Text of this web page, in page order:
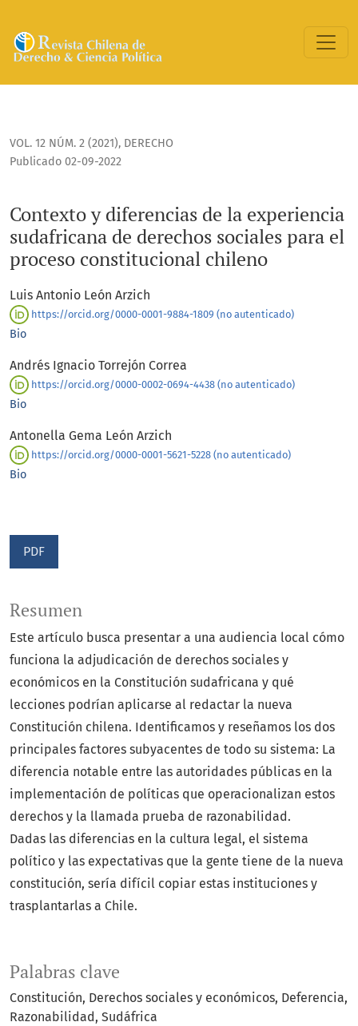
VOL. 12 NÚM. 2 (2021), DERECHO
Contexto y diferencias de la experiencia
sudafricana de derechos sociales para el
proceso constitucional chileno
Publicado 02-09-2022
Luis Antonio León Arzich
https://orcid.org/0000-0001-9884-1809 (no autenticado)
Bio
Andrés Ignacio Torrejón Correa
https://orcid.org/0000-0002-0694-4438 (no autenticado)
Bio
Antonella Gema León Arzich
https://orcid.org/0000-0001-5621-5228 (no autenticado)
Bio
PDF
Palabras clave
Constitución Derechos sociales y económicos Deferencia
Razonabilidad Sudáfrica
Resumen
Este artículo busca presentar a una audiencia local cómo
funciona la adjudicación de derechos sociales y
económicos en la Constitución sudafricana y qué
lecciones podrían aplicarse al redactar la nueva
Constitución chilena. Identificamos y reseñamos los dos
principales factores subyacentes de todo su sistema: La
diferencia notable entre las autoridades públicas en la
implementación de políticas que operacionalizan estos
derechos y la llamada prueba de razonabilidad.
Dadas las diferencias en la cultura legal, el sistema
político y las expectativas que la gente tiene de la nueva
constitución, sería difícil copiar estas instituciones y
trasplantarlas a Chile.